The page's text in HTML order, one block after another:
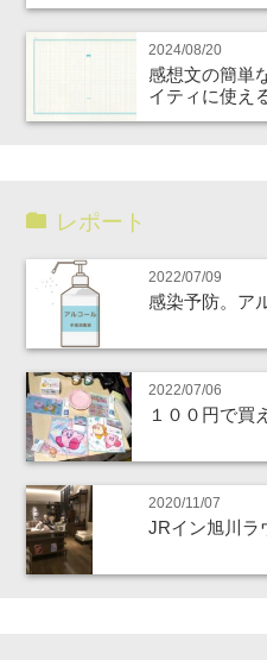
2024/08/20
感想文の簡単
イティに使え
レポート
2022/07/09
感染予防。ア
2022/07/06
１００円で買
2020/11/07
JRイン旭川ラ